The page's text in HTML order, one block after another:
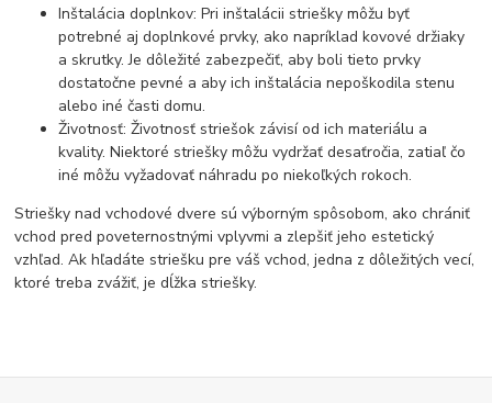
Inštalácia doplnkov: Pri inštalácii striešky môžu byť
potrebné aj doplnkové prvky, ako napríklad kovové držiaky
a skrutky. Je dôležité zabezpečiť, aby boli tieto prvky
dostatočne pevné a aby ich inštalácia nepoškodila stenu
alebo iné časti domu.
Životnosť: Životnosť striešok závisí od ich materiálu a
kvality. Niektoré striešky môžu vydržať desaťročia, zatiaľ čo
iné môžu vyžadovať náhradu po niekoľkých rokoch.
Striešky nad vchodové dvere sú výborným spôsobom, ako chrániť
vchod pred poveternostnými vplyvmi a zlepšiť jeho estetický
vzhľad. Ak hľadáte striešku pre váš vchod, jedna z dôležitých vecí,
ktoré treba zvážiť, je dĺžka striešky.